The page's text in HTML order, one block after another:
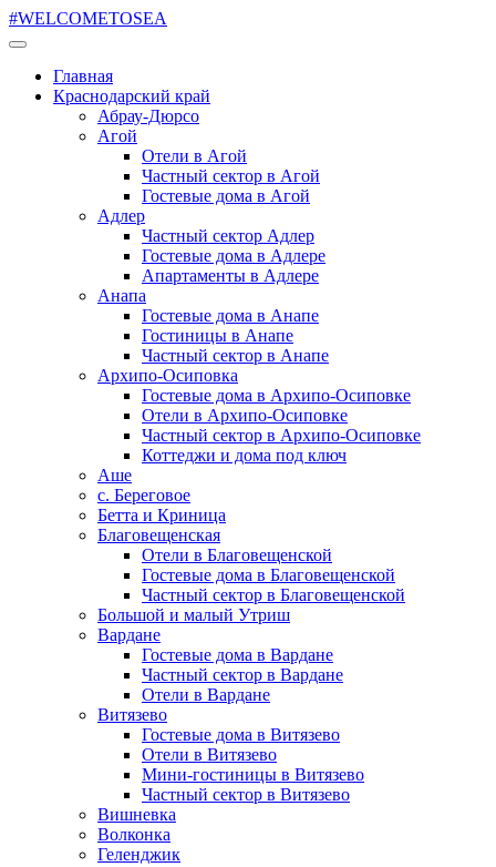
#WELCOMETOSEA
Главная
Краснодарский край
Абрау-Дюрсо
Агой
Отели в Агой
Частный сектор в Агой
Гостевые дома в Агой
Адлер
Частный сектор Адлер
Гостевые дома в Адлере
Апартаменты в Адлере
Анапа
Гостевые дома в Анапе
Гостиницы в Анапе
Частный сектор в Анапе
Архипо-Осиповка
Гостевые дома в Архипо-Осиповке
Отели в Архипо-Осиповке
Частный сектор в Архипо-Осиповке
Коттеджи и дома под ключ
Аше
с. Береговое
Бетта и Криница
Благовещенская
Отели в Благовещенской
Гостевые дома в Благовещенской
Частный сектор в Благовещенской
Большой и малый Утриш
Вардане
Гостевые дома в Вардане
Частный сектор в Вардане
Отели в Вардане
Витязево
Гостевые дома в Витязево
Отели в Витязево
Мини-гостиницы в Витязево
Частный сектор в Витязево
Вишневка
Волконка
Геленджик